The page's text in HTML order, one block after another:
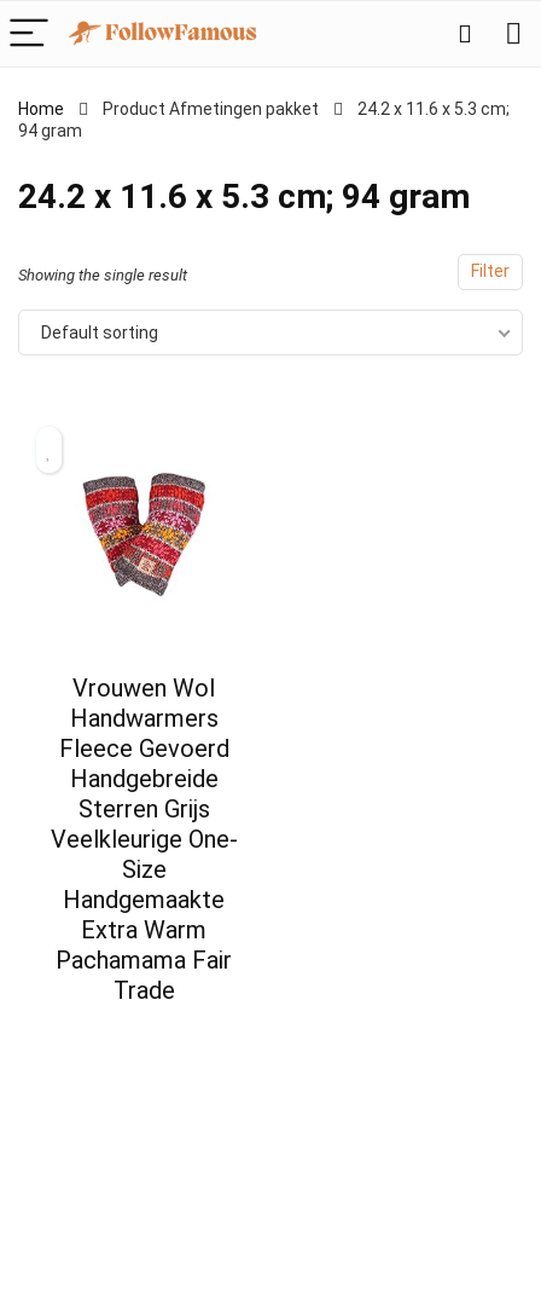
Home Product Afmetingen pakket
‎24.2 x 11.6 x 5.3 cm;
94 gram
‎24.2 x 11.6 x 5.3 cm; 94 gram
Filter
Showing the single result
Default sorting
Vrouwen Wol
Handwarmers
Fleece Gevoerd
Handgebreide
Sterren Grijs
Veelkleurige One-
Size
Handgemaakte
Extra Warm
Pachamama Fair
Trade